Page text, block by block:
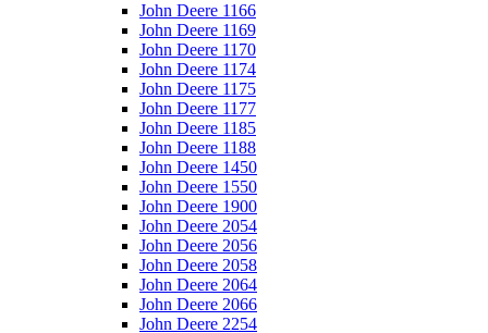
John Deere 1166
John Deere 1169
John Deere 1170
John Deere 1174
John Deere 1175
John Deere 1177
John Deere 1185
John Deere 1188
John Deere 1450
John Deere 1550
John Deere 1900
John Deere 2054
John Deere 2056
John Deere 2058
John Deere 2064
John Deere 2066
John Deere 2254